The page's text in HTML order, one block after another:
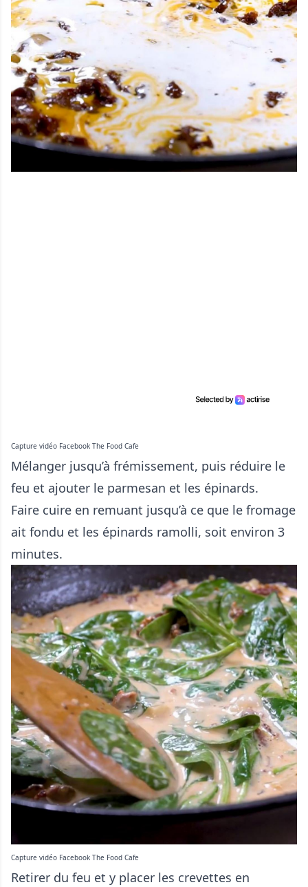
Capture vidéo Facebook The Food Cafe
Mélanger jusqu’à frémissement, puis réduire le
feu et ajouter le parmesan et les épinards.
Faire cuire en remuant jusqu’à ce que le fromage
ait fondu et les épinards ramolli, soit environ 3
minutes.
Capture vidéo Facebook The Food Cafe
Retirer du feu et y placer les crevettes en